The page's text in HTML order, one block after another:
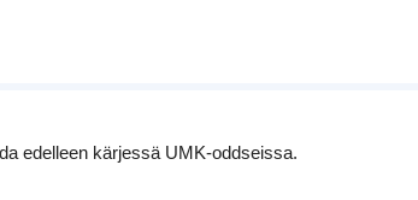
edelleen kärjessä UMK-oddseissa.